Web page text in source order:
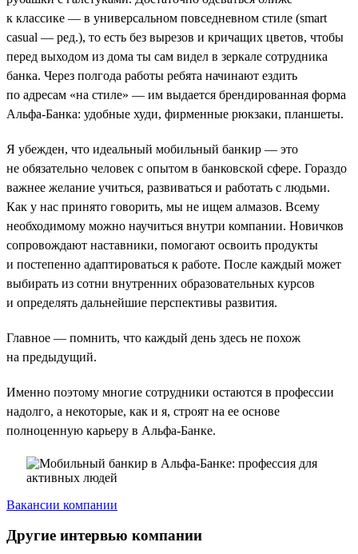
к классике — в универсальном повседневном стиле (smart
casual — ред.), то есть без вырезов и кричащих цветов, чтобы
перед выходом из дома ты сам видел в зеркале сотрудника
банка. Через полгода работы ребята начинают ездить
по адресам «на стиле» — им выдается брендированная форма
Альфа-Банка: удобные худи, фирменные рюкзаки, планшеты.
Я убежден, что идеальный мобильный банкир — это
не обязательно человек с опытом в банковской сфере. Гораздо
важнее желание учиться, развиваться и работать с людьми.
Как у нас принято говорить, мы не ищем алмазов. Всему
необходимому можно научиться внутри компании. Новичков
сопровождают наставники, помогают освоить продукты
и постепенно адаптироваться к работе. После каждый может
выбирать из сотни внутренних образовательных курсов
и определять дальнейшие перспективы развития.
Главное — помнить, что каждый день здесь не похож
на предыдущий.
Именно поэтому многие сотрудники остаются в профессии
надолго, а некоторые, как и я, строят на ее основе
полноценную карьеру в Альфа-Банке.
Вакансии компании
Другие интервью компании